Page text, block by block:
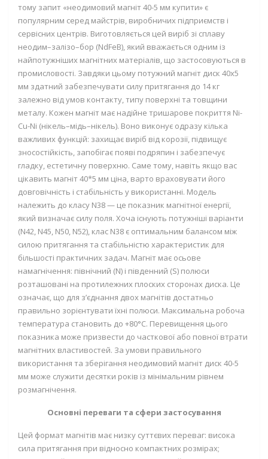
тому запит «неодимовий магніт 40-5 мм купити» є
популярним серед майстрів, виробничих підприємств і
сервісних центрів. Виготовляється цей виріб зі сплаву
неодим–залізо–бор (NdFeB), який вважається одним із
найпотужніших магнітних матеріалів, що застосовуються в
промисловості. Завдяки цьому потужний магніт диск 40х5
мм здатний забезпечувати силу притягання до 14 кг
залежно від умов контакту, типу поверхні та товщини
металу. Кожен магніт має надійне тришарове покриття Ni-
Cu-Ni (нікель–мідь–нікель). Воно виконує одразу кілька
важливих функцій: захищає виріб від корозії, підвищує
зносостійкість, запобігає появі подряпин і забезпечує
гладку, естетичну поверхню. Саме тому, навіть якщо вас
цікавить магніт 40*5 мм ціна, варто враховувати його
довговічність і стабільність у використанні. Модель
належить до класу N38 — це показник магнітної енергії,
який визначає силу поля. Хоча існують потужніші варіанти
(N42, N45, N50, N52), клас N38 є оптимальним балансом між
силою притягання та стабільністю характеристик для
більшості практичних задач. Магніт має осьове
намагнічення: північний (N) і південний (S) полюси
розташовані на протилежних плоских сторонах диска. Це
означає, що для з’єднання двох магнітів достатньо
правильно зорієнтувати їхні полюси. Максимальна робоча
температура становить до +80°C. Перевищення цього
показника може призвести до часткової або повної втрати
магнітних властивостей. За умови правильного
використання та зберігання неодимовий магніт диск 40-5
мм може служити десятки років із мінімальним рівнем
розмагнічення.
Основні переваги та сфери застосування
Цей формат магнітів має низку суттєвих переваг: висока
сила притягання при відносно компактних розмірах;